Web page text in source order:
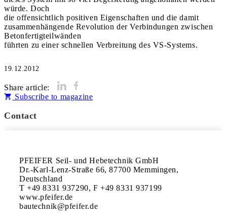
würde. Doch
die offensichtlich positiven Eigenschaften und die damit
zusammenhängende Revolution der Verbindungen zwischen
Betonfertigteilwänden
führten zu einer schnellen Verbreitung des VS-Systems.
19.12.2012
Share article:
Subscribe to magazine
Contact
PFEIFER Seil- und Hebetechnik GmbH
Dr.-Karl-Lenz-Straße 66, 87700 Memmingen,
Deutschland
T +49 8331 937290, F +49 8331 937199
www.pfeifer.de